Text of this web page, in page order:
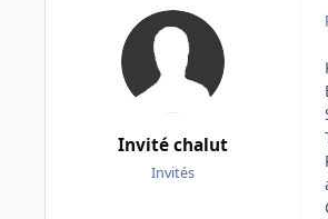
Invité chalut
Invités